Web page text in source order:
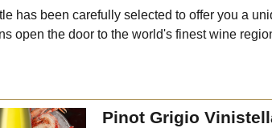
has been carefully selected to offer you a
open the door to the world's finest wine
Pinot Grigio